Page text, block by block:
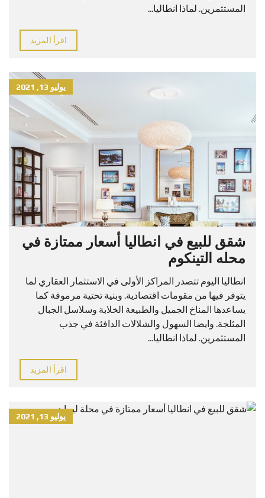
المستثمرين. لماذا انطاليا...
اقرأ المزيد
يوليو 13, 2021
شقق للبيع في انطاليا أسعار ممتازة في
محله التينكوم
انطاليا اليوم تتصدر المراكز الأولى في الاستثمار العقاري لما
يتوفر فيها من مقومات اقتصادية. وبنية تحتية مرموقة كما
يساعدها المناخ الجميل والطبيعة الخلابة وسلاسل الجبال
المثلجة. وايضا السهول والشلالات الدافئة في جذب
المستثمرين. لماذا انطاليا...
اقرأ المزيد
يوليو 13, 2021